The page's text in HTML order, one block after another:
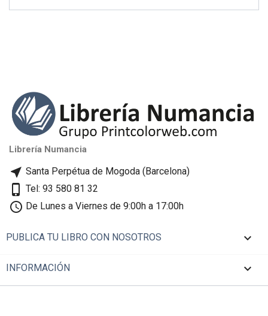
Librería Numancia
near_me Santa Perpétua de Mogoda (Barcelona)
phone_iphone Tel: 93 580 81 32
schedule De Lunes a Viernes de 9:00h a 17:00h
PUBLICA TU LIBRO CON NOSOTROS 
INFORMACIÓN 